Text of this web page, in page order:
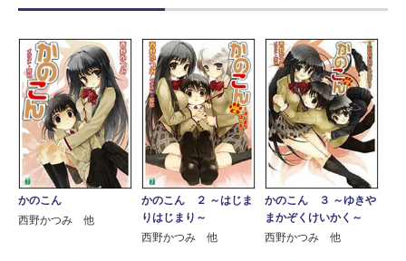
かのこん
西野かつみ 他
かのこん ２ ～はじま
りはじまり～
西野かつみ 他
かのこん ３ ～ゆきや
まかぞくけいかく～
西野かつみ 他